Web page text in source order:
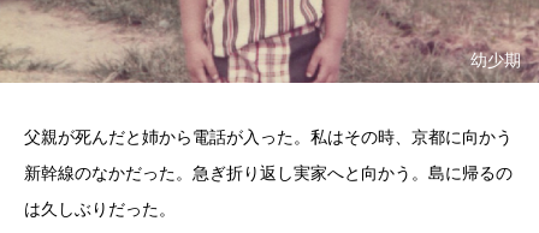
幼少期
父親が死んだと姉から電話が入った。私はその時、京都に向かう
新幹線のなかだった。急ぎ折り返し実家へと向かう。島に帰るの
は久しぶりだった。